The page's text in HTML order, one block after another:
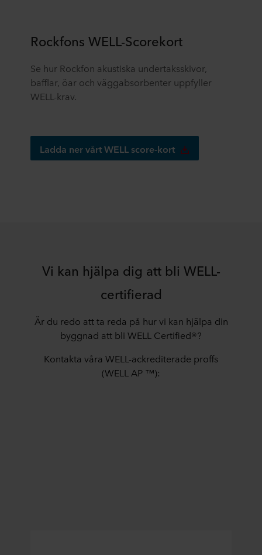
Rockfons WELL-Scorekort
Se hur Rockfon akustiska undertaksskivor,
bafflar, öar och väggabsorbenter uppfyller
WELL-krav.
Ladda ner vårt WELL score-kort
Vi kan hjälpa dig att bli WELL-
certifierad
Är du redo att ta reda på hur vi kan hjälpa din
byggnad att bli WELL Certified®?
Kontakta våra WELL-ackrediterade proffs
(WELL AP ™):